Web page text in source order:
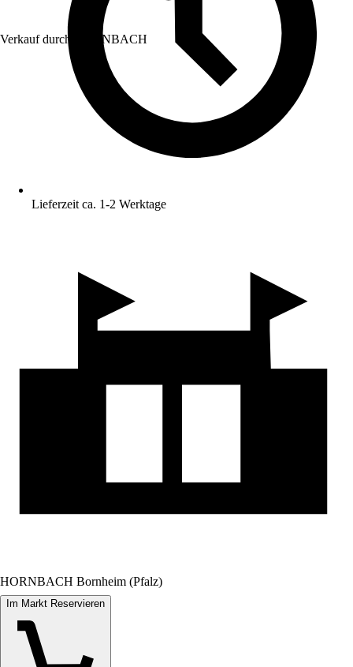
Verkauf durch: HORNBACH
Lieferzeit ca. 1-2 Werktage
HORNBACH Bornheim (Pfalz)
Im Markt Reservieren